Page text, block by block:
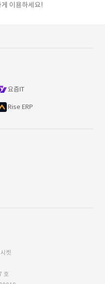
이용하세요!
요즘IT
Rise ERP
켓
호